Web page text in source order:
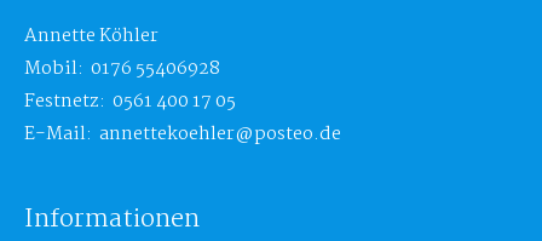
Annette Köhler
Mobil: 0176 55406928
Festnetz: 0561 400 17 05
E-Mail: annettekoehler@posteo.de
Informationen